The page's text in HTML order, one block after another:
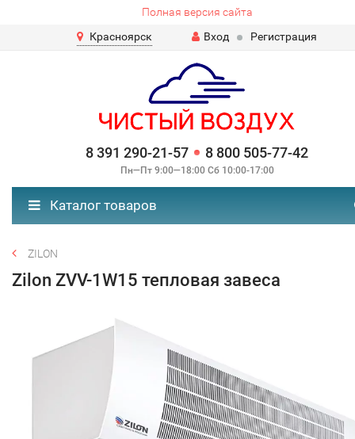
Полная версия сайта
Красноярск
Вход Регистрация
8 391 290-21-57 8 800 505-77-42
Пн—Пт 9:00—18:00 Сб 10:00-17:00
Каталог товаров
ZILON
Zilon ZVV-1W15 тепловая завеса